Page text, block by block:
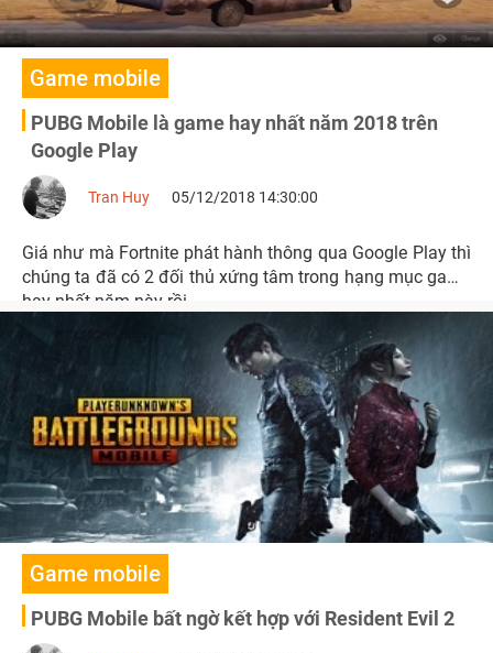
Game mobile
PUBG Mobile là game hay nhất năm 2018 trên
Google Play
Giá như mà Fortnite phát hành thông qua Google Play thì
chúng ta đã có 2 đối thủ xứng tâm trong hạng mục game
Game mobile
PUBG Mobile bất ngờ kết hợp với Resident Evil 2